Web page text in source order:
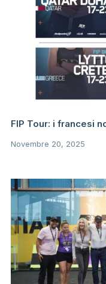
FIP Tour: i francesi
Novembre 20, 2025